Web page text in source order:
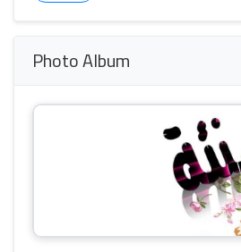
Photo Album